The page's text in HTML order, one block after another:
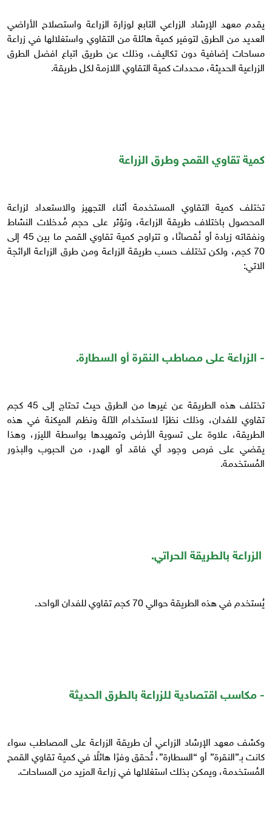
يقدم معهد الإرشاد الزراعي التابع لوزارة الزراعة واستصلاح الأراضي
العديد من الطرق لتوفير كمية هائلة من التقاوي واستغلالها في زراعة
مساحات إضافية دون تكاليف، وذلك عن طريق اتباع افضل الطرق
الزراعية الحديثة، محددات كمية التقاوي اللازمة لكل طريقة.
كمية تقاوي القمح وطرق الزراعة
تختلف كمية التقاوي المستخدمة أثناء التجهيز والاستعداد لزراعة
المحصول باختلاف طريقة الزراعة، وتؤثر على حجم مُدخلات النشاط
ونفقاته زيادة أو نُقصانًا، و تتراوح كمية تقاوي القمح ما بين 45 إلى
70 كجم، ولكن تختلف حسب طريقة الزراعة ومن طرق الزراعة الرائجة
الاتي:
- الزراعة على مصاطب النقرة أو السطارة.
تختلف هذه الطريقة عن غيرها من الطرق حيث تحتاج إلى 45 كجم
تقاوي للفدان، وذلك نظرًا لاستخدام الآلة ونظم الميكنة في هذه
الطريقة، علاوة على تسوية الأرض وتمهيدها بواسطة الليزر، وهذا
يقضي على فرص وجود أي فاقد أو الهدر، من الحبوب والبذور
المُستخدمة.
الزراعة بالطريقة الحراتي.
يُستخدم في هذه الطريقة حوالي 70 كجم تقاوي للفدان الواحد.
- مكاسب اقتصادية للزراعة بالطرق الحديثة
وكشف معهد الإرشاد الزراعي أن طريقة الزراعة على المصاطب سواء
كانت بـ”النقرة” أو “السطارة”، تُحقق وفرًا هائلًا في كمية تقاوي القمح
المُستخدمة، ويمكن بذلك استغلالها في زراعة المزيد من المساحات.